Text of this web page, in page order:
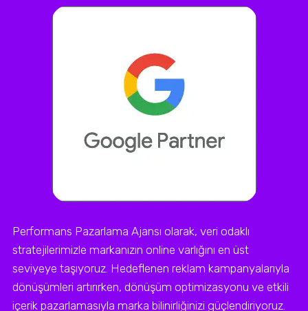
Performans Pazarlama Ajansı olarak, veri odaklı
stratejilerimizle markanızın online varlığını en üst
seviyeye taşıyoruz. Hedeflenen reklam kampanyalarıyla
dönüşümleri artırırken, dönüşüm optimizasyonu ve etkili
içerik pazarlamasıyla marka bilinirliğinizi güçlendiriyoruz.